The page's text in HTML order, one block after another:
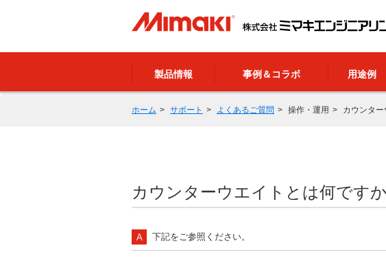
製品情報 事例＆コラボ 用途例
ホーム サポート よくあるご質問 操作・運用 カウンタ
カウンターウエイトとは何です
下記をご参照ください。